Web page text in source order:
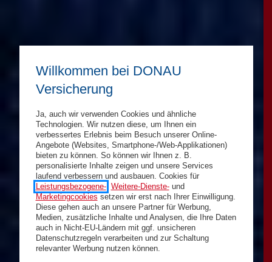
Willkommen bei DONAU
Versicherung
Ja, auch wir verwenden Cookies und ähnliche
Technologien. Wir nutzen diese, um Ihnen ein
verbessertes Erlebnis beim Besuch unserer Online-
Angebote (Websites, Smartphone-/Web-Applikationen)
bieten zu können. So können wir Ihnen z. B.
personalisierte Inhalte zeigen und unsere Services
laufend verbessern und ausbauen. Cookies für
Leistungsbezogene-, Weitere-Dienste-und
Marketingcookies setzen wir erst nach Ihrer Einwilligung.
Diese gehen auch an unsere Partner für Werbung,
Medien, zusätzliche Inhalte und Analysen, die Ihre Daten
auch in Nicht-EU-Ländern mit ggf. unsicheren
Datenschutzregeln verarbeiten und zur Schaltung
relevanter Werbung nutzen können.